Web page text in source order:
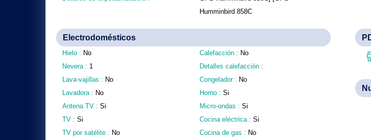
Humminbird 858C
Electrodomésticos
Hielo : No
Nevera : 1
Lava-vajillas : No
Lavadora : No
Antena TV : Si
TV : Si
TV por satélite : No
Calefacción : No
Detalles calefacción :
Congelador : No
Horno : Si
Micro-ondas : Si
Cocina eléctrica : Si
Cocina de gas : No